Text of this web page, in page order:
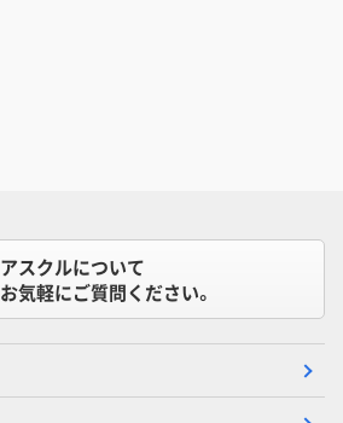
アスクルについて
お気軽にご質問ください。